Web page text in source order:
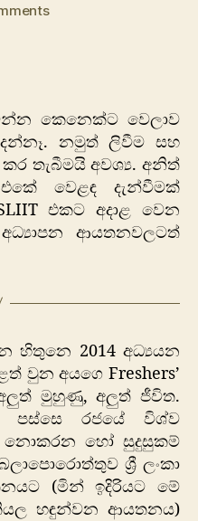
on
සාදරයෙන්
පිළිගනිමු.
කෙනෙක්ට වෙලාව
නමුත් ලිවීම සහ
තැබීමයි අවශ්‍ය. අනිත්
වෙළඳ දැන්වීමක්
එකට අදාළ වෙන
ආයතනවලටත්
2014 අධ්‍යයන
වුන අයගෙ Freshers’
මුහුණු, අලුත් ජීවිත.
රජයේ විශ්ව
නොකරන හෝ සුදුසුකම්
ශ්‍රී ලංකා
(මින් ඉදිරියට මේ
හඳුන්වන ආයතනය)